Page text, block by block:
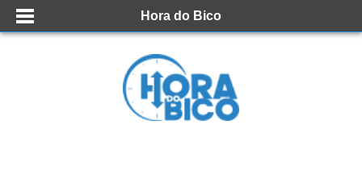
Hora do Bico